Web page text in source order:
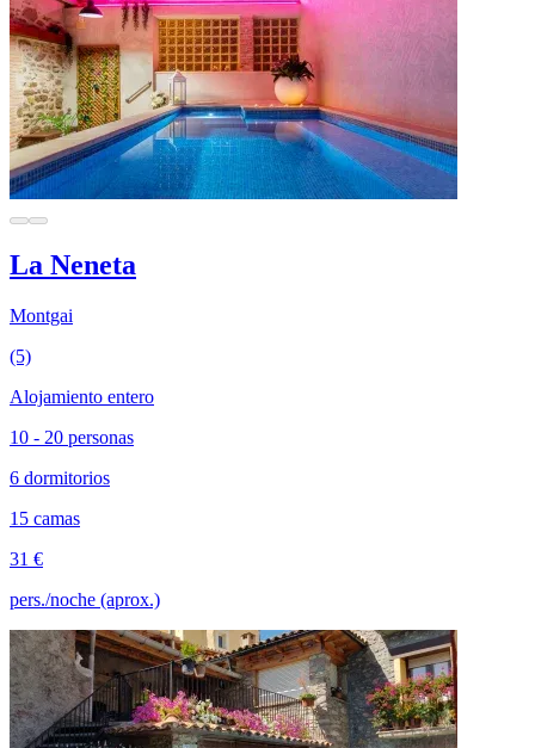
La Neneta
Montgai
(5)
Alojamiento entero
10 - 20 personas
6 dormitorios
15 camas
31 €
pers./noche (aprox.)